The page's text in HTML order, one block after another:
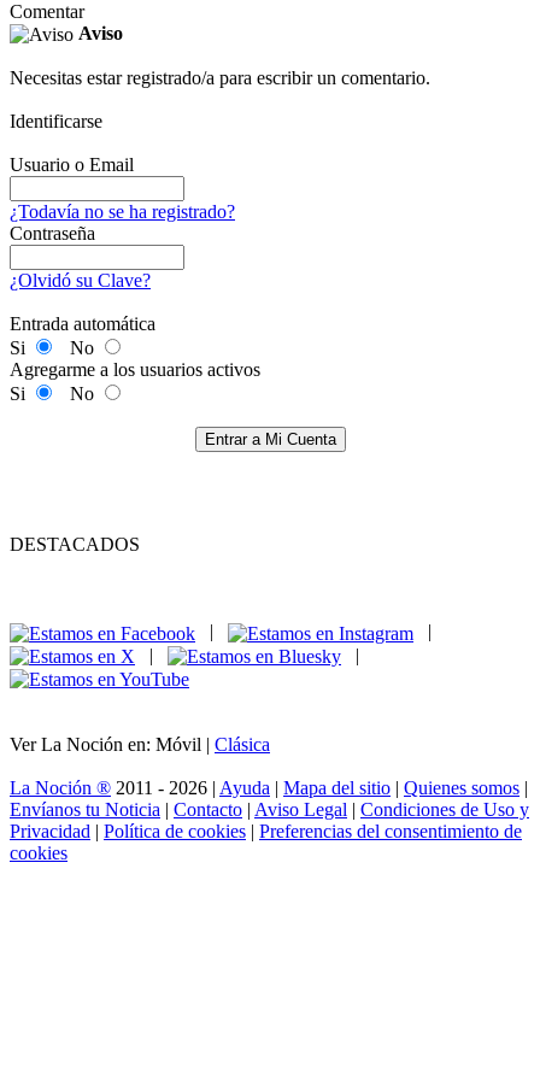
Comentar
Aviso
Necesitas estar registrado/a para escribir un comentario.
Identificarse
Usuario o Email
¿Todavía no se ha registrado?
Contraseña
¿Olvidó su Clave?
Entrada automática
Si
No
Agregarme a los usuarios activos
Si
No
Entrar a Mi Cuenta
DESTACADOS
|
|
Ver La Noción en: Móvil | Clásica
La Noción ® 2011 - 2026 | Ayuda | Mapa del sitio | Quienes somos |
Envíanos tu Noticia | Contacto | Aviso Legal | Condiciones de Uso y
Privacidad | Política de cookies | Preferencias del consentimiento de
cookies